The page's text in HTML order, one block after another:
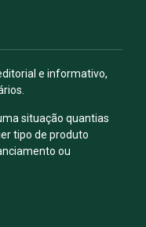
e informativo,
situação quantias
tipo de produto
ou